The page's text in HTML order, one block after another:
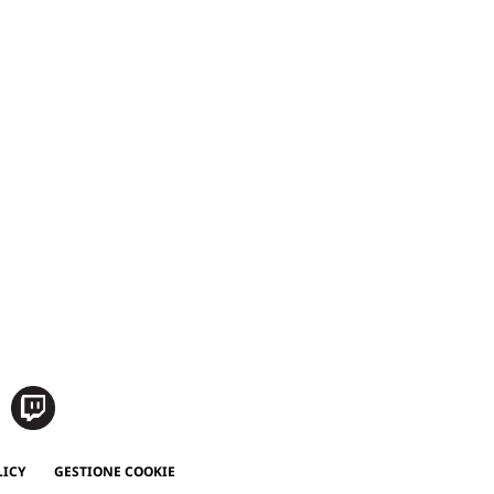
GESTIONE COOKIE